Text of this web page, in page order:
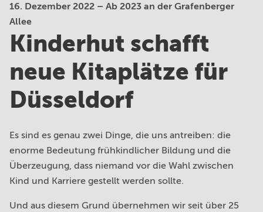
Kinderhut von A bis Z
Unser Anspruch
Ansprechpartner*innen
Standorte
Familyteam
Bildungsräume
16. Dezember 2022 – Ab 2023 an der Grafenberger
Allee
Kinderhut schafft
neue Kitaplätze für
Düsseldorf
Es sind es genau zwei Dinge, die uns antreiben: die
enorme Bedeutung frühkindlicher Bildung und die
Überzeugung, dass niemand vor die Wahl zwischen
Kind und Karriere gestellt werden sollte.
Und aus diesem Grund übernehmen wir seit über 25